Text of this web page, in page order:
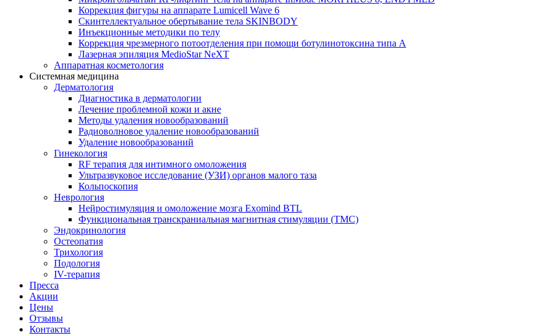
Коррекция фигуры на аппарате Lumicell Wave 6
Скинтеллектуальное обертывание тела SKINBODY
Инъекционные методики по телу
Коррекция чрезмерного потоотделения при помощи ботулинотоксина типа А
Лазерная эпиляция MedioStar NeXT
Аппаратная косметология
Системная медицина
Дерматология
Диагностика в дерматологии
Лечение проблемной кожи и акне
Методы удаления новообразований
Радиоволновое удаление новообразований
Удаление новообразований
Гинекология
RF терапия для интимного омоложения
Ультразвуковое исследование (УЗИ) органов малого таза
Кольпоскопия
Неврология
Нейростимуляция и омоложение мозга Exomind BTL
Функциональная транскраниальная магнитная стимуляции (ТМС)
Эндокринология
Остеопатия
Трихология
Подология
IV-терапия
Пресса
Акции
Цены
Отзывы
Контакты